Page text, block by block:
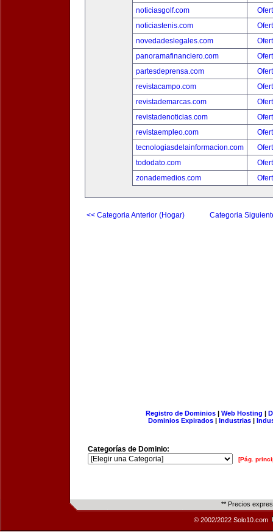
noticiasgolf.com
noticiastenis.com
novedadeslegales.com
panoramafinanciero.com
partesdeprensa.com
revistacampo.com
revistademarcas.com
revistadenoticias.com
revistaempleo.com
tecnologiasdelainformacion.com
tododato.com
zonademedios.com
<< Categoria Anterior (Hogar) Categoria
Registro de Dominios| Web Hosting |
Dominios Expirados | Industrias |
Categorías de Dominio:
[Pág.
** Precios
© 2002/2022 Solo10.com